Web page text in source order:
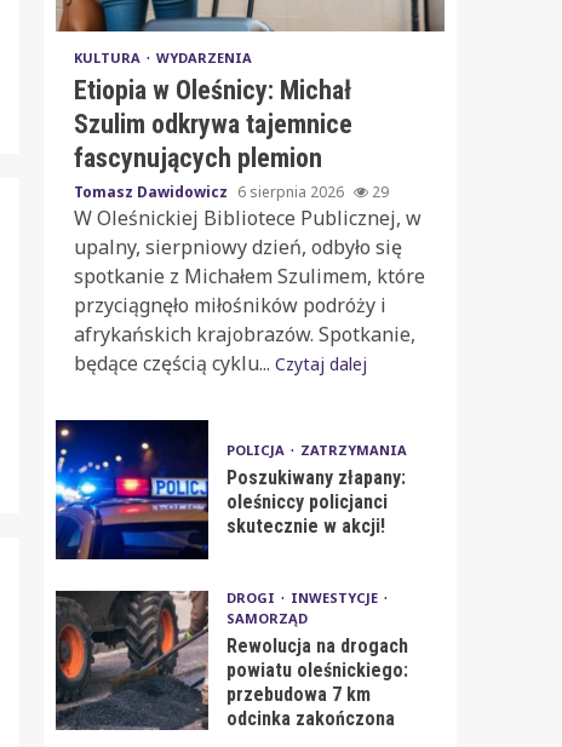
KULTURA WYDARZENIA
Etiopia w Oleśnicy: Michał
Szulim odkrywa tajemnice
fascynujących plemion
Tomasz Dawidowicz 6 sierpnia 2026 29
W Oleśnickiej Bibliotece Publicznej, w
upalny, sierpniowy dzień, odbyło się
spotkanie z Michałem Szulimem, które
przyciągnęło miłośników podróży i
afrykańskich krajobrazów. Spotkanie,
będące częścią cyklu... Czytaj dalej
POLICJA ZATRZYMANIA
Poszukiwany złapany:
oleśniccy policjanci
skutecznie w akcji!
DROGI
INWESTYCJE
SAMORZĄD
Rewolucja na drogach
powiatu oleśnickiego:
przebudowa 7 km
odcinka zakończona